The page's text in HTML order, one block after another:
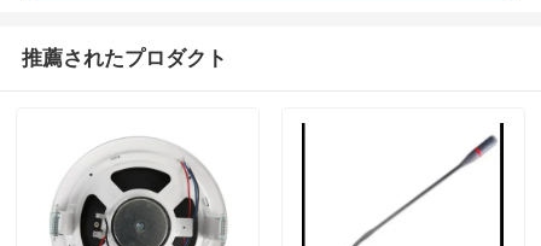
推薦されたプロダクト